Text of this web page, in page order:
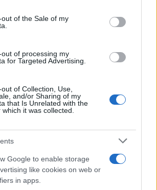
specified purposes in below Google
of the Sale of my
of processing my
for Targeted Advertising.
of Collection, Use,
and/or Sharing of my
that Is Unrelated with the
it was collected.
Google to enable storage
like cookies on web or
in apps.
e l’indagato è stato trasferito in
di rito.
– La
Sahara
Lecce, ma manca
un rigore